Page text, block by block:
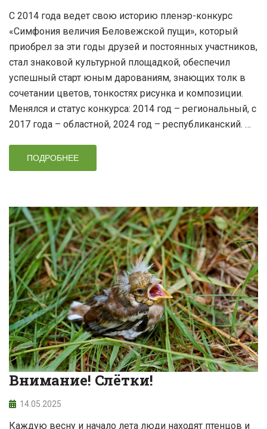
С 2014 года ведет свою историю пленэр-конкурс
«Симфония величия Беловежской пущи», который
приобрел за эти годы друзей и постоянных участников,
стал знаковой культурной площадкой, обеспечил
успешный старт юным дарованиям, знающих толк в
сочетании цветов, тонкостях рисунка и композиции.
Менялся и статус конкурса: 2014 год – региональный, с
2017 года – областной, 2024 год – республиканский. …
ПОДРОБНЕЕ
Внимание! Слётки!
14.05.2025
Каждую весну и начало лета люди находят птенцов и